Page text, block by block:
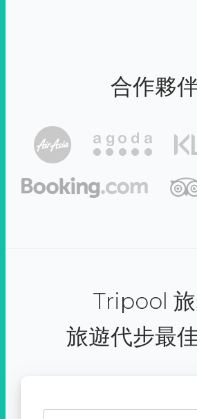
合作夥
Tripool
旅遊代步最